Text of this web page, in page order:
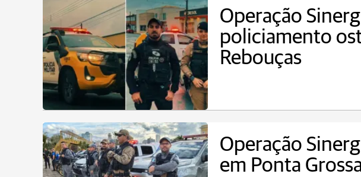
Operação
policiamento
Rebouças
Operação
em Ponta